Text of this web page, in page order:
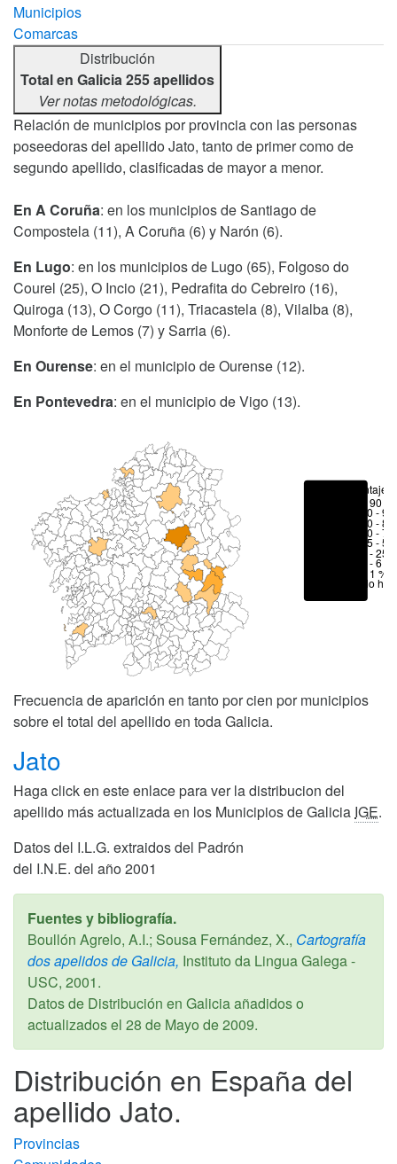
Municipios
Comarcas
Distribución
Total en Galicia 255 apellidos
Ver notas metodológicas.
Relación de municipios por provincia con las personas
poseedoras del apellido Jato, tanto de primer como de
segundo apellido, clasificadas de mayor a menor.
En A Coruña: en los municipios de Santiago de
Compostela (11), A Coruña (6) y Narón (6).
En Lugo: en los municipios de Lugo (65), Folgoso do
Courel (25), O Incio (21), Pedrafita do Cebreiro (16),
Quiroga (13), O Corgo (11), Triacastela (8), Vilalba (8),
Monforte de Lemos (7) y Sarria (6).
En Ourense: en el municipio de Ourense (12).
En Pontevedra: en el municipio de Vigo (13).
Porcentajes
> 90 %
80 -
70 -
50 -
25 -
6 - 25
1 - 6 %
< 1 %
No hay
Frecuencia de aparición en tanto por cien por municipios
sobre el total del apellido en toda Galicia.
Jato
Haga click en este enlace para ver la distribucion del
apellido más actualizada en los Municipios de Galicia IGE.
Datos del I.L.G. extraidos del Padrón
del I.N.E. del año 2001
Fuentes y bibliografía.
Boullón Agrelo, A.I.; Sousa Fernández, X., Cartografía
dos apelidos de Galicia, Instituto da Lingua Galega -
USC, 2001.
Datos de Distribución en Galicia añadidos o
actualizados el 28 de Mayo de 2009.
Distribución en España del
apellido Jato.
Provincias